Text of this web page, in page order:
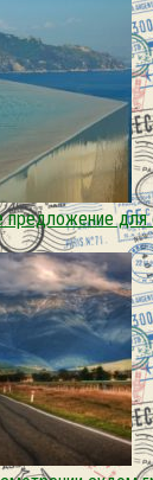
для